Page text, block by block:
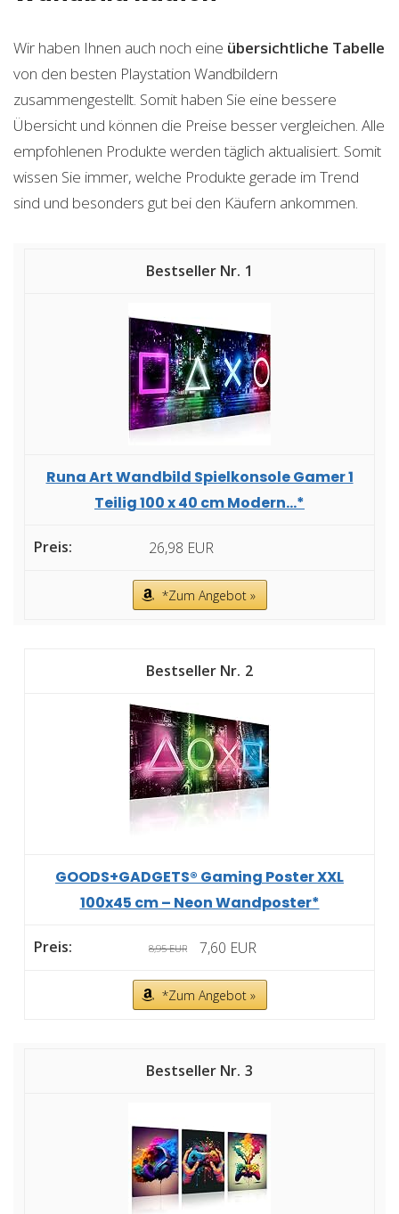
Wir haben Ihnen auch noch eine übersichtliche Tabelle
von den besten Playstation Wandbildern
zusammengestellt. Somit haben Sie eine bessere
Übersicht und können die Preise besser vergleichen. Alle
empfohlenen Produkte werden täglich aktualisiert. Somit
wissen Sie immer, welche Produkte gerade im Trend
sind und besonders gut bei den Käufern ankommen.
1
Runa Art Wandbild Spielkonsole Gamer 1
Teilig 100 x 40 cm Modern...*
26,98 EUR
*Zum Angebot »
2
GOODS+GADGETS® Gaming Poster XXL
100x45 cm – Neon Wandposter*
8,95 EUR 7,60 EUR
*Zum Angebot »
3